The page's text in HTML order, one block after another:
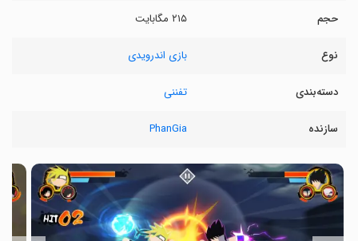
حجم ۲۱۵ مگابایت
نوع بازی اندرویدی
دسته‌بندی تفننی
سازنده PhanGia